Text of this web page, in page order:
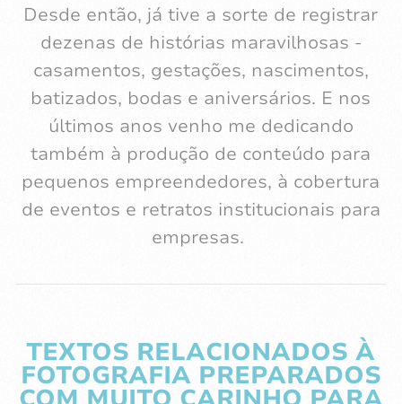
pequenos empreendedores, à cobertura
de eventos e retratos institucionais para
empresas.
TEXTOS RELACIONADOS À
FOTOGRAFIA PREPARADOS
COM MUITO CARINHO PARA
TE AJUDAR!